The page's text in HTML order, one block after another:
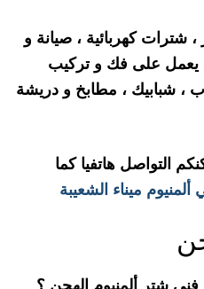
شترات كهربائية ، صيانة و
يعمل على فك و تركيب
، شبابيك ، مطابخ و دريشة
التواصل هاتفيا كما
ألمنيوم ميناء الشعيبة
فني شتر ألمنيوم الهجن ؟